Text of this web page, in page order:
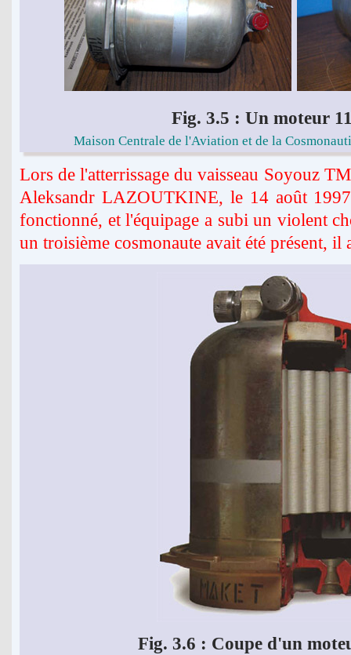
Fig. 3.5 : Un moteur
Maison Centrale de l'Aviation et de la
Lors de l'atterrissage du vaisseau Soyouz
Aleksandr LAZOUTKINE, le 14 août
fonctionné, et l'équipage a subi un violent
un troisième cosmonaute avait été présent, il
Fig. 3.6 : Coupe d'un